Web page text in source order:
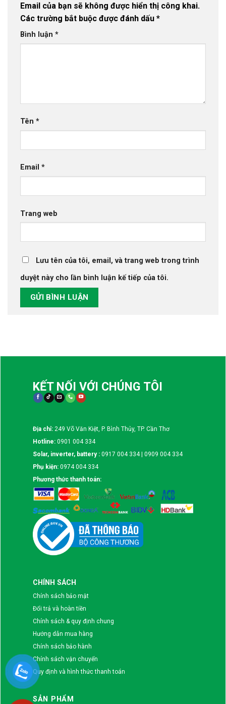
Email của bạn sẽ không được hiển thị công khai.
Các trường bắt buộc được đánh dấu *
Bình luận *
Tên *
Email *
Trang web
Lưu tên của tôi, email, và trang web trong trình
duyệt này cho lần bình luận kế tiếp của tôi.
KẾT NỐI VỚI CHÚNG TÔI
Địa chỉ: 249 Võ Văn Kiệt, P. Bình Thủy, TP. Cần Thơ
Hotline: 0901 004 334
Solar, inverter, battery : 0917 004 334 | 0909 004 334
Phụ kiện: 0974 004 334
Phương thức thanh toán:
CHÍNH SÁCH
Chính sách bảo mật
Đổi trả và hoàn tiền
Chính sách & quy định chung
Hướng dẫn mua hàng
Chính sách bảo hành
Chính sách vận chuyển
Quy định và hình thức thanh toán
SẢN PHẨM